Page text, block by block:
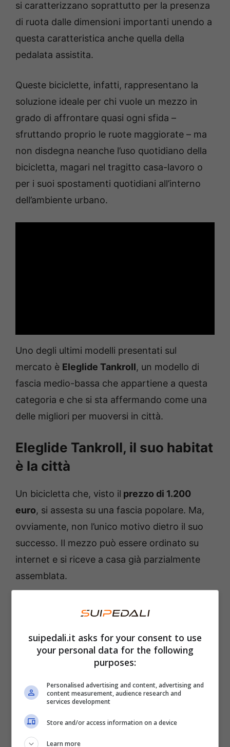
si caratterizzano soprattutto per la presenza
di ruota dalle dimensioni importanti unendo a
questa caratteristica anche quella della
pedalata assistita.
Queste biciclette, infatti, rappresentano la
soluzione ideale per chi vuole un mezzo in
grado di affrontare quasi ogni sfida –
sfruttando proprio le ruote maggiorate – ma
non disdegna neanche l’uso quotidiano della
bicicletta, magari nel tragitto casa-lavoro o
per i suoi spostamenti quotidiani all’interno
dell’ambiente urbano.
Uno degli ultimi modelli presentati sul
mercato è Eleglide Tankroll, un modello di
fascia medio-bassa che appartiene a questa
categoria e che si sta affermando come una
delle migliori per muoversi in città.
Eleglide Tankroll, il suo habitat
è la città
Un bicicletta che, visto il prezzo di 1.200
euro, si assesta su una fascia popolare. Ma,
ovviamente, non l’unico motivo dietro il suo
successo. Il mezzo può essere ordinato su
internet e si riceve a casa già parzialmente
assemblata.
una coppia di 57 Nm, utili per raggiungere
velocità massima di 25 km/h.
La potenza erogata, poi, è configurabile in
cinque diversi step di assistenza. In questo
modo si possono percorrere molti chilometri
senza accusare la fatica e inoltre, al massimo
suipedali.it asks for your consent to use
your personal data for the following
purposes:
Personalised advertising and content, advertising and
content measurement, audience research and
services development
Store and/or access information on a device
Learn more